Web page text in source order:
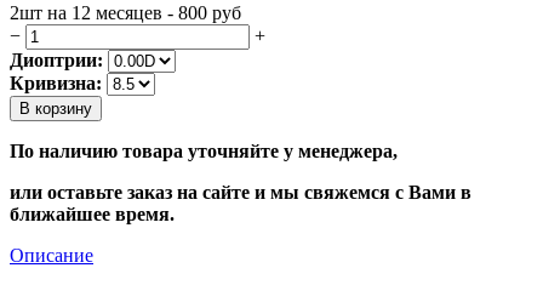
2шт на 12 месяцев - 800 руб
−
+
Диоптрии:
Кривизна:
В корзину
По наличию товара уточняйте у менеджера,
или оставьте заказ на сайте и мы свяжемся с Вами в
ближайшее время.
Описание